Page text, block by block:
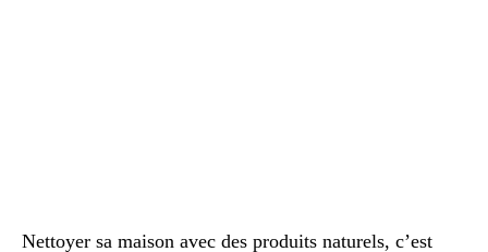
Nettoyer sa maison avec des produits naturels, c’est